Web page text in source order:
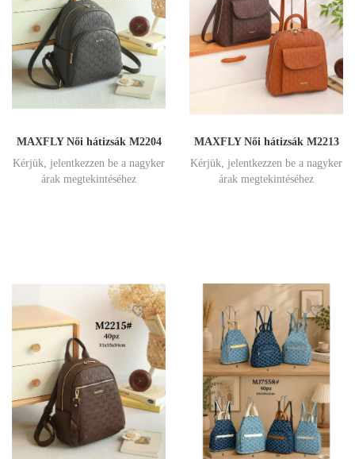
MAXFLY Női hátizsák M2204
Kérjük, jelentkezzen be a nagyker
árak megtekintéséhez
MAXFLY Női hátizsák M2213
Kérjük, jelentkezzen be a nagyker
árak megtekintéséhez